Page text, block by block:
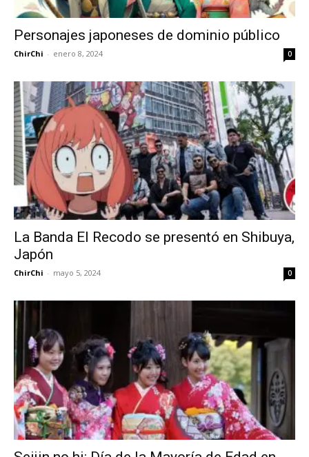
Personajes japoneses de dominio público
ChirChi - enero 8, 2024 0
La Banda El Recodo se presentó en Shibuya,
Japón
ChirChi - mayo 5, 2024 0